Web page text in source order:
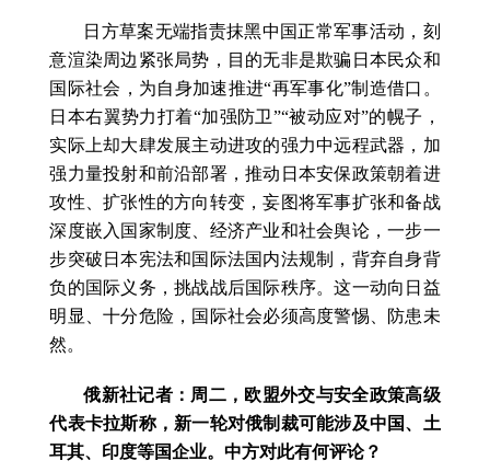
日方草案无端指责抹黑中国正常军事活动，刻
意渲染周边紧张局势，目的无非是欺骗日本民众和
国际社会，为自身加速推进“再军事化”制造借口。
日本右翼势力打着“加强防卫”“被动应对”的幌子，
实际上却大肆发展主动进攻的强力中远程武器，加
强力量投射和前沿部署，推动日本安保政策朝着进
攻性、扩张性的方向转变，妄图将军事扩张和备战
深度嵌入国家制度、经济产业和社会舆论，一步一
步突破日本宪法和国际法国内法规制，背弃自身背
负的国际义务，挑战战后国际秩序。这一动向日益
明显、十分危险，国际社会必须高度警惕、防患未
然。
俄新社记者：周二，欧盟外交与安全政策高级
代表卡拉斯称，新一轮对俄制裁可能涉及中国、土
耳其、印度等国企业。中方对此有何评论？